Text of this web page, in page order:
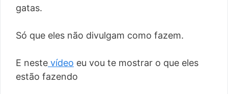
gatas.
Só que eles não divulgam como fazem.
E neste vídeo eu vou te mostrar o que eles
estão fazendo